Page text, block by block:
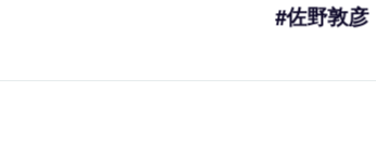
#佐野敦彦